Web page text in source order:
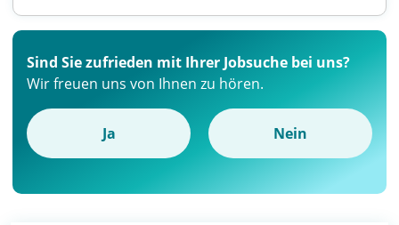
Sind Sie zufrieden mit Ihrer Jobsuche bei uns?
Wir freuen uns von Ihnen zu hören.
Ja Nein